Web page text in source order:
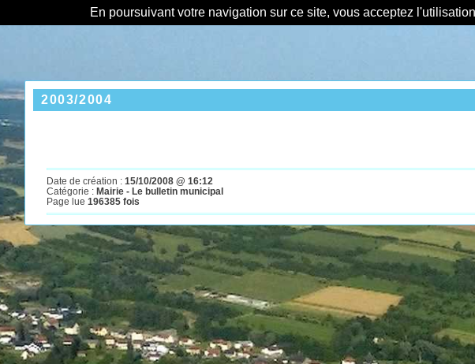
En poursuivant votre navigation sur ce site, vous acceptez
2003/2004
Date de création : 15/10/2008 @ 16:12
Catégorie : Mairie - Le bulletin municipal
Page lue 196385 fois